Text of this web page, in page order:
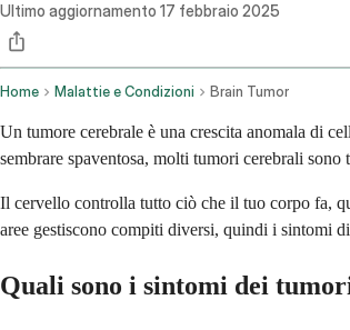
Ultimo aggiornamento 17 febbraio 2025
Home Malattie e Condizioni Brain Tumor
Un tumore cerebrale è una crescita anomala di
sembrare spaventosa, molti tumori cerebrali
Il cervello controlla tutto ciò che il tuo corpo fa,
aree gestiscono compiti diversi, quindi i sintomi
Quali sono i sintomi dei